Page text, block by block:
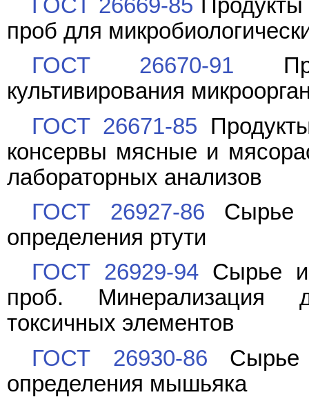
ГОСТ 26669-85
проб для
ГОСТ 26670-91
культивирования
ГОСТ 26671-85
консервы мясные и
лабораторных анализов
ГОСТ 26927-86 Сырье
определения ртути
ГОСТ 26929-94Сырье и
проб. Минерализация
токсичных элементов
ГОСТ 26930-86 Сырье
определения мышьяка